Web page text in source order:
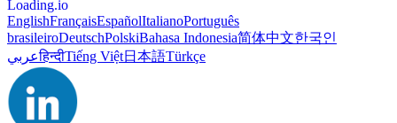
Loading.io
EnglishFrançaisEspañolItalianoPortuguês
brasileiroDeutschPolskiBahasa Indonesia简体中文한국인
عربيहिन्दीTiếng Việt日本語Türkçe